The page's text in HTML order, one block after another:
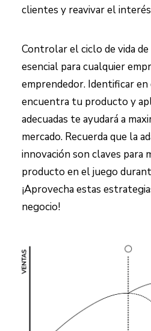
clientes y reavivar el
Controlar el ciclo de vida
esencial para cualquier
emprendedor. Identificar en
encuentra tu producto y
adecuadas te ayudará a
mercado. Recuerda que la
innovación son claves para
producto en el juego
¡Aprovecha estas
negocio!